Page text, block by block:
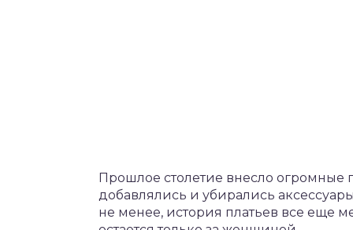
Прошлое столетие внесло
добавлялись и убирались
не менее, история платьев все еще